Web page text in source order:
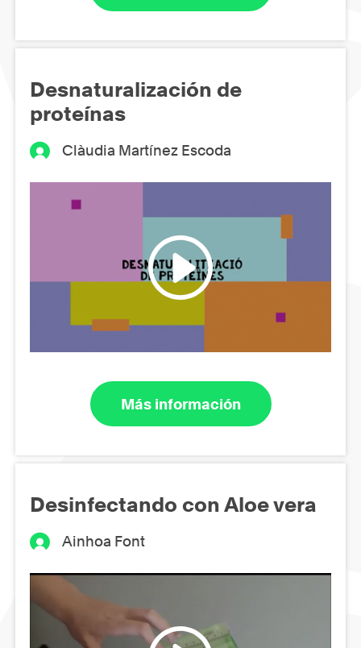
Desnaturalización de
proteínas
Clàudia Martínez Escoda
Más información
Desinfectando con Aloe vera
Ainhoa Font